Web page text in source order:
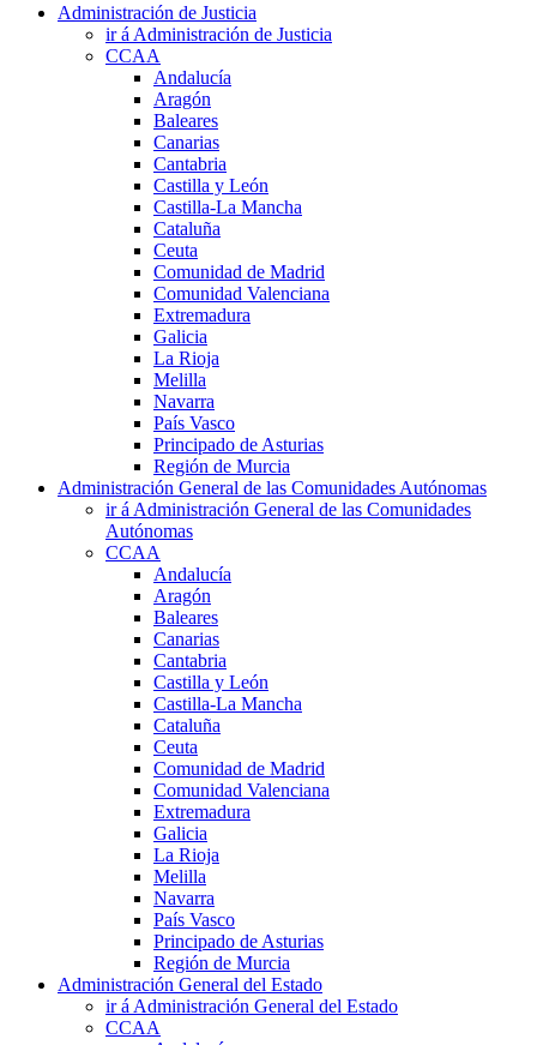
Administración de Justicia
ir á Administración de Justicia
CCAA
Andalucía
Aragón
Baleares
Canarias
Cantabria
Castilla y León
Castilla-La Mancha
Cataluña
Ceuta
Comunidad de Madrid
Comunidad Valenciana
Extremadura
Galicia
La Rioja
Melilla
Navarra
País Vasco
Principado de Asturias
Región de Murcia
Administración General de las Comunidades Autónomas
ir á Administración General de las Comunidades
Autónomas
CCAA
Andalucía
Aragón
Baleares
Canarias
Cantabria
Castilla y León
Castilla-La Mancha
Cataluña
Ceuta
Comunidad de Madrid
Comunidad Valenciana
Extremadura
Galicia
La Rioja
Melilla
Navarra
País Vasco
Principado de Asturias
Región de Murcia
Administración General del Estado
ir á Administración General del Estado
CCAA